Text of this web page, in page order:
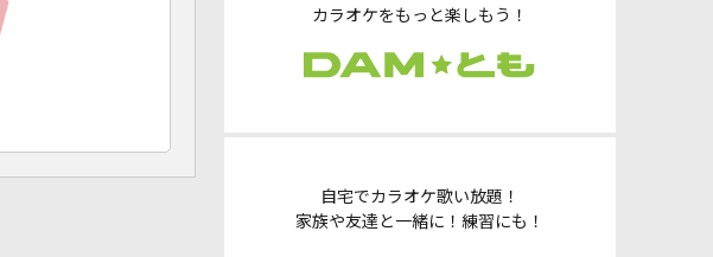
カラオケをもっと楽しもう！
自宅でカラオケ歌い放題！
家族や友達と一緒に！練習にも！